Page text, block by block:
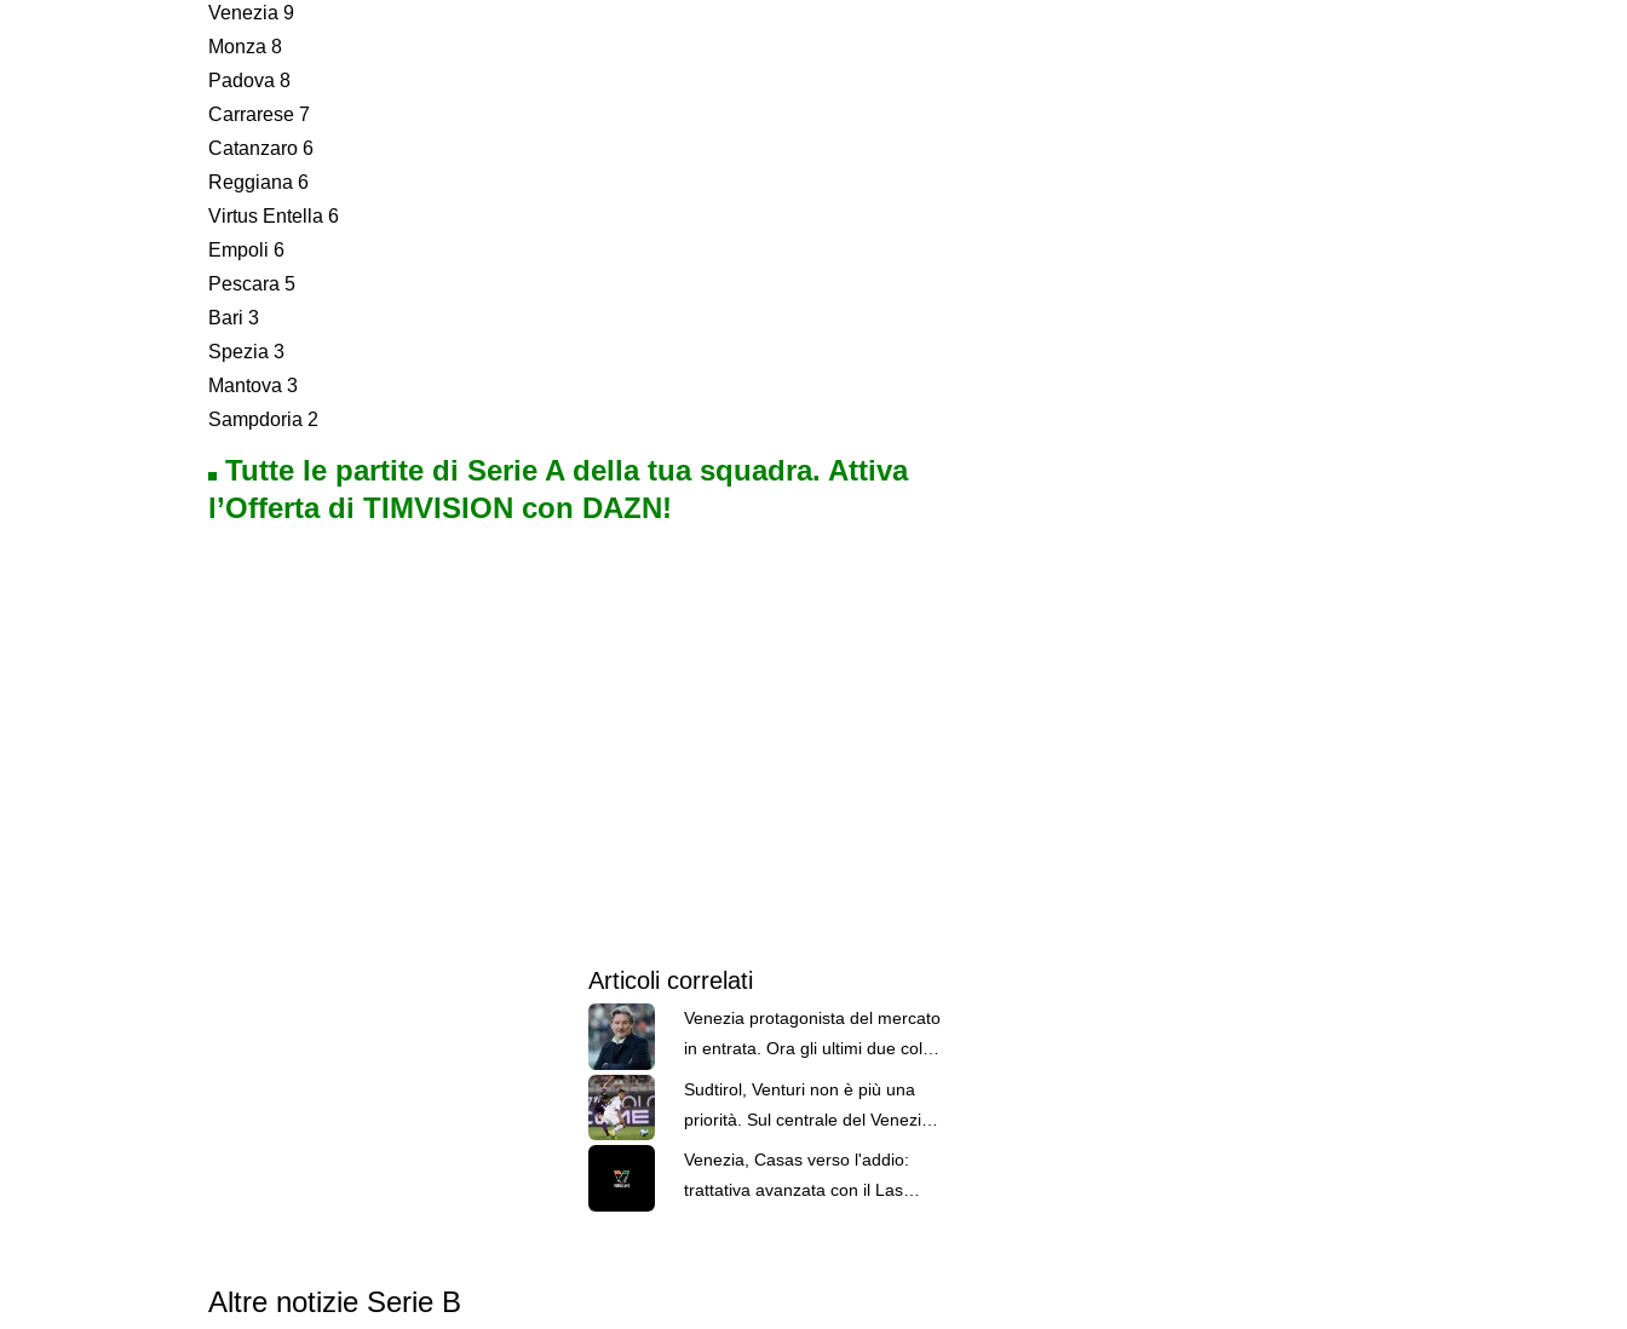
Venezia 9
Monza 8
Padova 8
Carrarese 7
Catanzaro 6
Reggiana 6
Virtus Entella 6
Empoli 6
Pescara 5
Bari 3
Spezia 3
Mantova 3
Sampdoria 2
Tutte le partite di Serie A della tua squadra. Attiva
l’Offerta di TIMVISION con DAZN!
Articoli correlati
Venezia protagonista del mercato
in entrata. Ora gli ultimi due colpi
Sudtirol, Venturi non è più una
priorità. Sul centrale del Venezia
c'è l'Ascoli
Venezia, Casas verso l'addio:
trattativa avanzata con il Las
Altre notizie Serie B